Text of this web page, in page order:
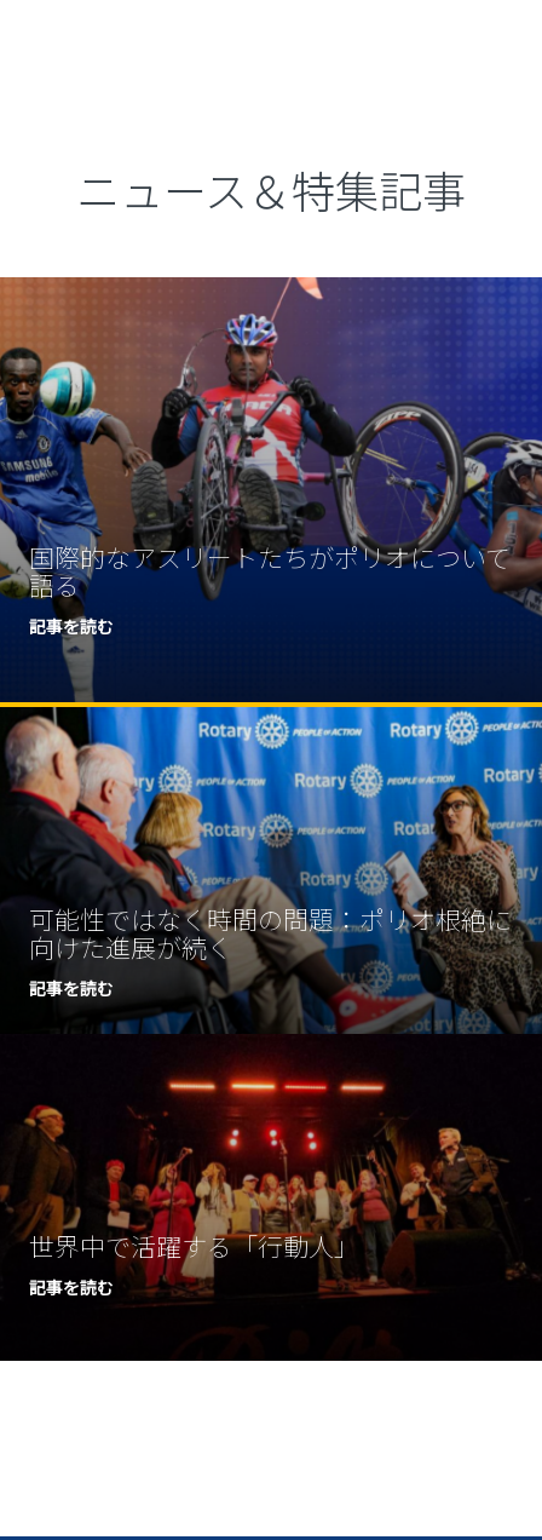
ニュース＆特集記事
国際的なアスリートたちがポリオについて
語る
記事を読む
可能性ではなく時間の問題：ポリオ根絶に
向けた進展が続く
記事を読む
世界中で活躍する「行動人」
記事を読む